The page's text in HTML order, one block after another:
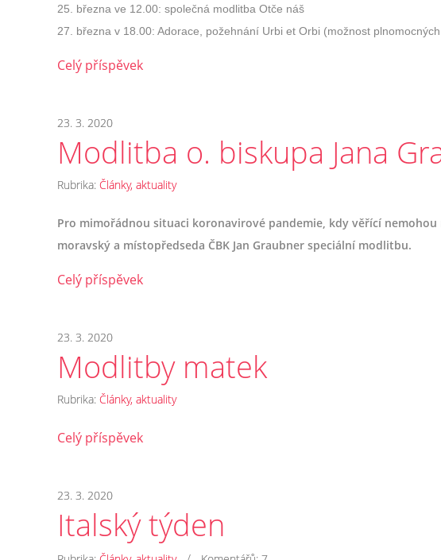
25. března ve 12.00: společná modlitba Otče náš
27. března v 18.00: Adorace, požehnání Urbi et Orbi (možnost
Celý příspěvek
23. 3. 2020
Modlitba o. biskupa Jana
Rubrika: Články, aktuality
Pro mimořádnou situaci koronavirové pandemie, kdy věřící
moravský a místopředseda ČBK Jan Graubner speciální modlitbu.
Celý příspěvek
23. 3. 2020
Modlitby matek
Rubrika: Články, aktuality
Celý příspěvek
23. 3. 2020
Italský týden